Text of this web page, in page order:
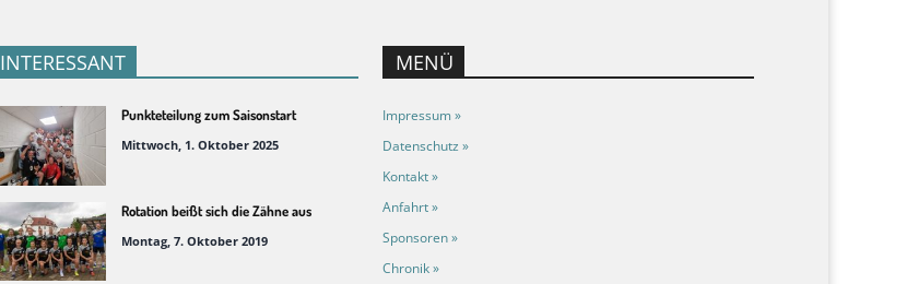
INTERESSANT
Punkteteilung zum Saisonstart
Mittwoch, 1. Oktober 2025
Rotation beißt sich die Zähne aus
Montag, 7. Oktober 2019
MENÜ
Impressum »
Datenschutz »
Kontakt »
Anfahrt »
Sponsoren »
Chronik »